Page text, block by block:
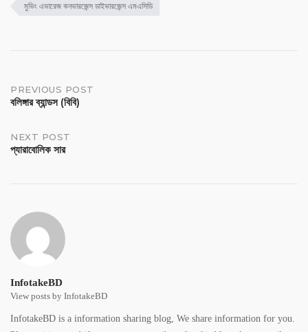
মুভিং এভারেজ কনভারজেন্স ডাইভারজেন্স এমএসিডি
PREVIOUS POST
বলিঙ্গার ব্যান্ডস (বিবি)
NEXT POST
প্যারাবোলিক সার
InfotakeBD
View posts by InfotakeBD
InfotakeBD is a information sharing blog, We share information for you.